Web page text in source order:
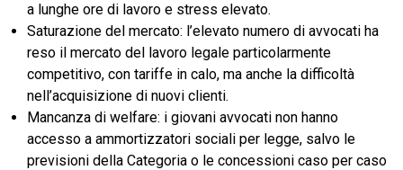
a lunghe ore di lavoro e stress elevato.
Saturazione del mercato: l’elevato numero di avvocati ha
reso il mercato del lavoro legale particolarmente
competitivo, con tariffe in calo, ma anche la difficoltà
nell’acquisizione di nuovi clienti.
Mancanza di welfare: i giovani avvocati non hanno
accesso a ammortizzatori sociali per legge, salvo le
previsioni della Categoria o le concessioni caso per caso